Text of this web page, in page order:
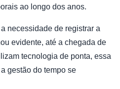
ao longo dos anos.
necessidade de registrar a
evidente, até a chegada de
tecnologia de ponta, essa
gestão do tempo se